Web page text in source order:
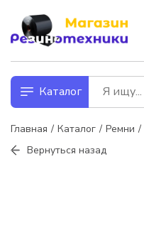
Каталог
Главная Каталог Ремни
Вернуться назад